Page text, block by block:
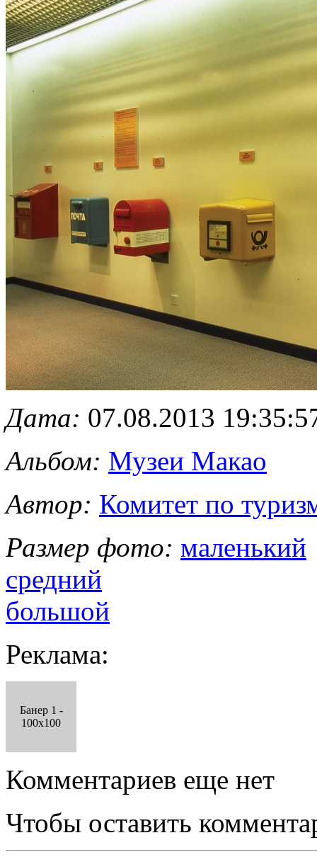
Дата: 07.08.2013
Альбом: Музеи Макао
Автор: Комитет по
Размер фото: маленький
средний
большой
Реклама:
Банер 1 -
100x100
Комментариев еще нет
Чтобы оставить